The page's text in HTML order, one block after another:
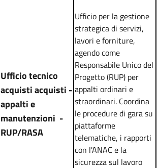
Ufficio tecnico
acquisti acquisti -
appalti e
manutenzioni -
RUP/RASA
Ufficio per la gestione
strategica di servizi,
lavori e forniture,
agendo come
Responsabile Unico del
Progetto (RUP) per
appalti ordinari e
straordinari. Coordina
le procedure di gara su
piattaforme
telematiche, i rapporti
con l'ANAC e la
sicurezza sul lavoro